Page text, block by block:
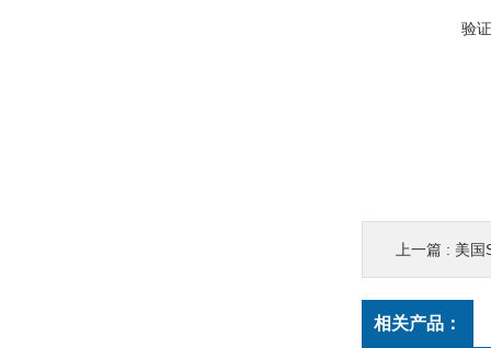
验
上一篇 : 美国
相关产品：